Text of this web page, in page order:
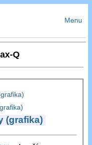
Menu
Q
(grafika)